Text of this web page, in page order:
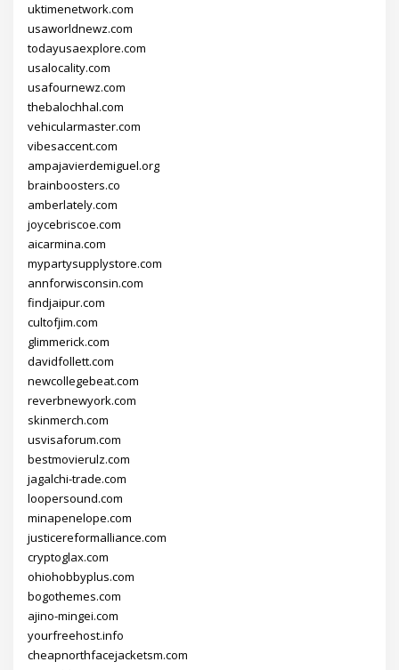
uktimenetwork.com
usaworldnewz.com
todayusaexplore.com
usalocality.com
usafournewz.com
thebalochhal.com
vehicularmaster.com
vibesaccent.com
ampajavierdemiguel.org
brainboosters.co
amberlately.com
joycebriscoe.com
aicarmina.com
mypartysupplystore.com
annforwisconsin.com
findjaipur.com
cultofjim.com
glimmerick.com
davidfollett.com
newcollegebeat.com
reverbnewyork.com
skinmerch.com
usvisaforum.com
bestmovierulz.com
jagalchi-trade.com
loopersound.com
minapenelope.com
justicereformalliance.com
cryptoglax.com
ohiohobbyplus.com
bogothemes.com
ajino-mingei.com
yourfreehost.info
cheapnorthfacejacketsm.com